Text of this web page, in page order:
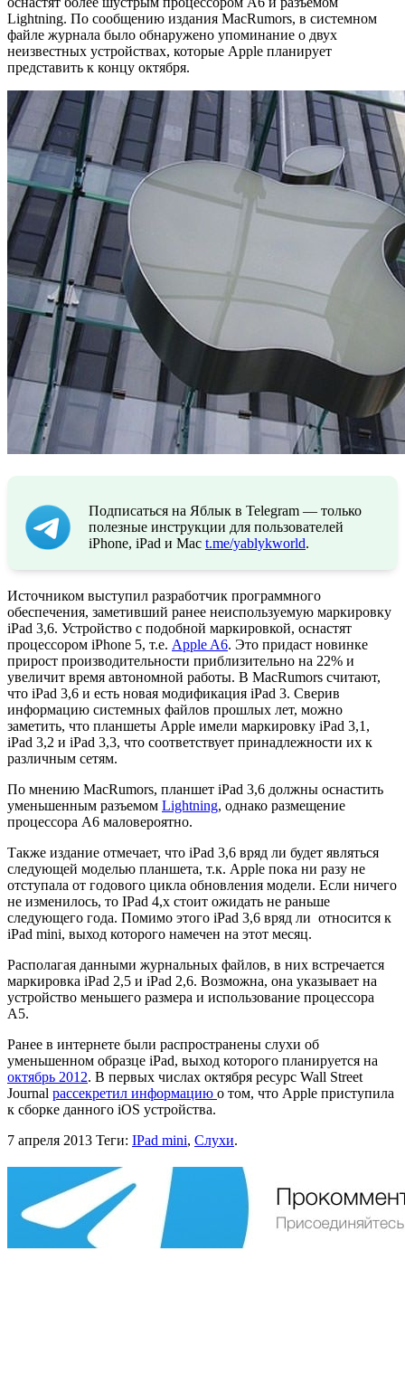
Lightning. По сообщению издания MacRumors, в системном
файле журнала было обнаружено упоминание о двух
неизвестных устройствах, которые Apple планирует
представить к концу октября.
Подписаться на Яблык в Telegram — только
полезные инструкции для пользователей
iPhone, iPad и Mac t.me/yablykworld.
Источником выступил разработчик программного
обеспечения, заметивший ранее неиспользуемую маркировку
iPad 3,6. Устройство с подобной маркировкой, оснастят
процессором iPhone 5, т.е. Apple A6. Это придаст новинке
прирост производительности приблизительно на 22% и
увеличит время автономной работы. В MacRumors считают,
что iPad 3,6 и есть новая модификация iPad 3. Сверив
информацию системных файлов прошлых лет, можно
заметить, что планшеты Apple имели маркировку iPad 3,1,
iPad 3,2 и iPad 3,3, что соответствует принадлежности их к
различным сетям.
По мнению MacRumors, планшет iPad 3,6 должны оснастить
уменьшенным разъемом Lightning, однако размещение
процессора А6 маловероятно.
Также издание отмечает, что iPad 3,6 вряд ли будет являться
следующей моделью планшета, т.к. Apple пока ни разу не
отступала от годового цикла обновления модели. Если ничего
не изменилось, то IPad 4,x стоит ожидать не раньше
следующего года. Помимо этого iPad 3,6 вряд ли относится к
iPad mini, выход которого намечен на этот месяц.
Располагая данными журнальных файлов, в них встречается
маркировка iPad 2,5 и iPad 2,6. Возможна, она указывает на
устройство меньшего размера и использование процессора
А5.
Ранее в интернете были распространены слухи об
уменьшенном образце iPad, выход которого планируется на
октябрь 2012. В первых числах октября ресурс Wall Street
Journal рассекретил информацию о том, что Apple приступила
к сборке данного iOS устройства.
7 апреля 2013 Теги: IPad mini, Слухи.